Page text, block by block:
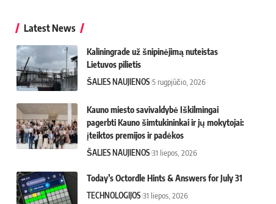
Latest News
Kaliningrade už šnipinėjimą nuteistas
Lietuvos pilietis
ŠALIES NAUJIENOS 5 rugpjūčio, 2026
Kauno miesto savivaldybė Iškilmingai
pagerbti Kauno šimtukininkai ir jų mokytojai:
įteiktos premijos ir padėkos
ŠALIES NAUJIENOS 31 liepos, 2026
Today’s Octordle Hints & Answers for July 31
TECHNOLOGIJOS 31 liepos, 2026